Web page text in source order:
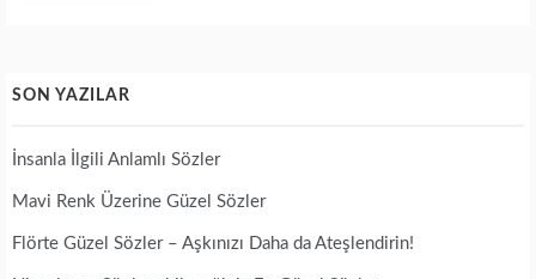
SON YAZILAR
İnsanla İlgili Anlamlı Sözler
Mavi Renk Üzerine Güzel Sözler
Flörte Güzel Sözler – Aşkınızı Daha da Ateşlendirin!